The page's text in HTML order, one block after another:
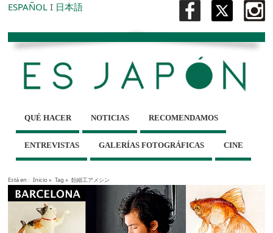
ESPAÑOL I 日本語
QUÉ HACER NOTICIAS RECOMENDAMOS
ENTREVISTAS GALERÍAS FOTOGRÁFICAS CINE
Está en : Inicio» Tag » 飴細工アメシン